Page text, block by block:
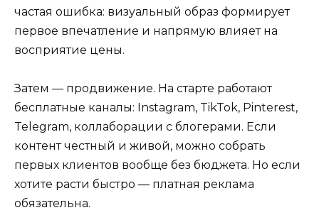
частая ошибка: визуальный образ формирует
первое впечатление и напрямую влияет на
восприятие цены.
Затем — продвижение. На старте работают
бесплатные каналы: Instagram, TikTok, Pinterest,
Telegram, коллаборации с блогерами. Если
контент честный и живой, можно собрать
первых клиентов вообще без бюджета. Но если
хотите расти быстро — платная реклама
обязательна.